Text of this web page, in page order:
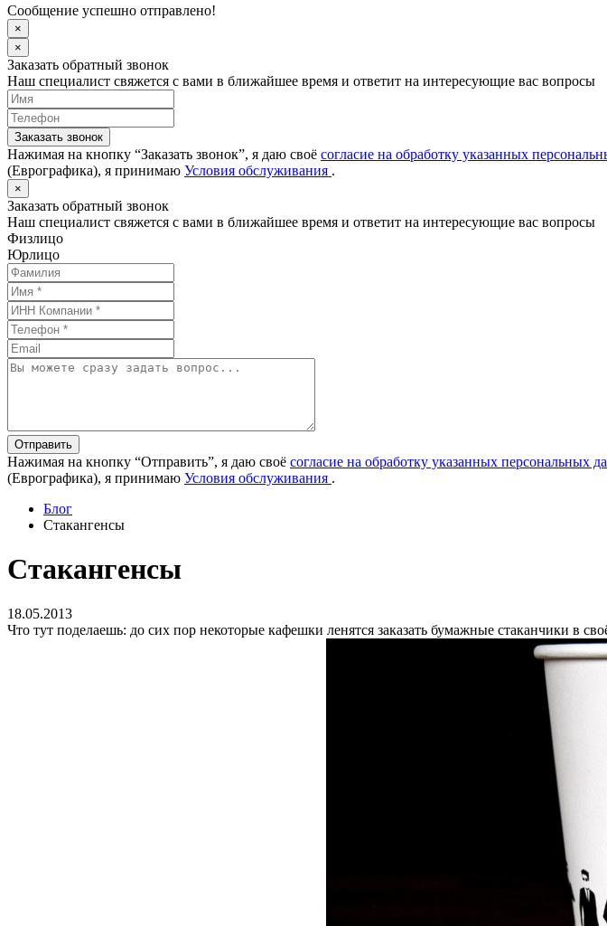
Сообщение успешно отправлено!
×
×
Заказать обратный звонок
Наш специалист свяжется с вами в ближайшее время и ответит на интересующие вас вопросы
Заказать звонок
Нажимая на кнопку “Заказать звонок”, я даю своё согласие на обработку указанных
(Еврографика), я принимаю Условия обслуживания .
×
Заказать обратный звонок
Наш специалист свяжется с вами в ближайшее время и ответит на интересующие вас вопросы
Физлицо
Юрлицо
Отправить
Нажимая на кнопку “Отправить”, я даю своё согласие на обработку указанных персональных
(Еврографика), я принимаю Условия обслуживания .
Блог
Стакангенсы
Стакангенсы
18.05.2013
Что тут поделаешь: до сих пор некоторые кафешки ленятся заказать бумажные стаканчики в